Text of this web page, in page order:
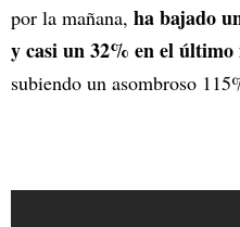
por la mañana, ha bajado
y casi un 32% en el último
subiendo un asombroso